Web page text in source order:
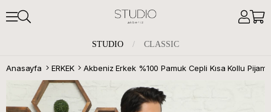
STUDIO / CLASSIC
Anasayfa ERKEK